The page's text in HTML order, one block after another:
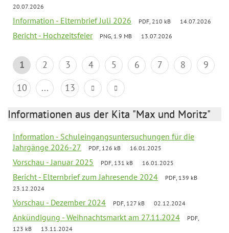
20.07.2026
Information - Elternbrief Juli 2026 PDF, 210 kB 14.07.2026
Bericht - Hochzeitsfeier PNG, 1.9 MB 13.07.2026
1 2 3 4 5 6 7 8
9
10
... 13
Informationen aus der Kita "Max und Moritz"
Information - Schuleingangsuntersuchungen für die
Jahrgänge 2026-27
PDF, 126 kB 16.01.2025
Vorschau - Januar 2025 PDF, 131 kB 16.01.2025
Bericht - Elternbrief zum Jahresende 2024
PDF, 139 kB
23.12.2024
Vorschau - Dezember 2024 PDF, 127 kB 02.12.2024
Ankündigung - Weihnachtsmarkt am 27.11.2024
PDF,
123 kB
13.11.2024